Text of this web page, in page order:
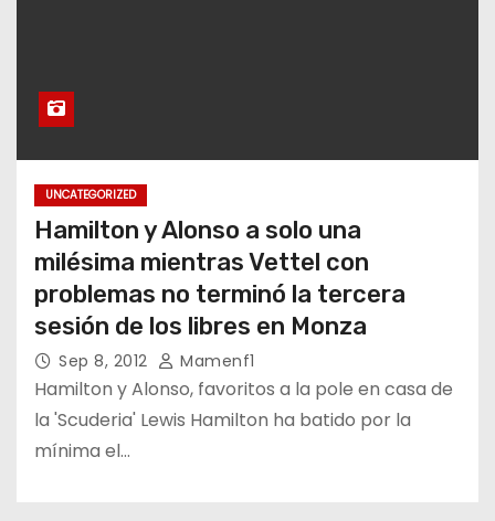
UNCATEGORIZED
Hamilton y Alonso a solo una
milésima mientras Vettel con
problemas no terminó la tercera
sesión de los libres en Monza
Sep 8, 2012 Mamenf1
Hamilton y Alonso, favoritos a la pole en casa de
la 'Scuderia' Lewis Hamilton ha batido por la
mínima el…